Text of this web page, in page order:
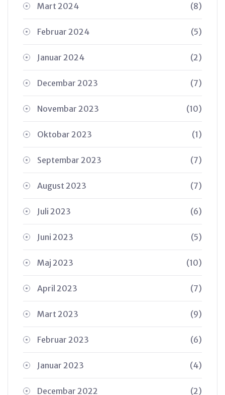
Mart 2024 (8)
Februar 2024 (5)
Januar 2024 (2)
Decembar 2023 (7)
Novembar 2023 (10)
Oktobar 2023 (1)
Septembar 2023 (7)
August 2023 (7)
Juli 2023 (6)
Juni 2023 (5)
Maj 2023 (10)
April 2023 (7)
Mart 2023 (9)
Februar 2023 (6)
Januar 2023 (4)
Decembar 2022 (2)